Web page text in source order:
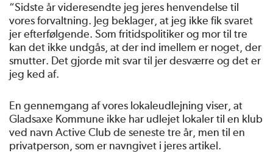
“Sidste år videresendte jeg jeres henvendelse til
vores forvaltning. Jeg beklager, at jeg ikke fik svaret
jer efterfølgende. Som fritidspolitiker og mor til tre
kan det ikke undgås, at der ind imellem er noget, der
smutter. Det gjorde mit svar til jer desværre og det er
jeg ked af.
En gennemgang af vores lokaleudlejning viser, at
Gladsaxe Kommune ikke har udlejet lokaler til en klub
ved navn Active Club de seneste tre år, men til en
privatperson, som er navngivet i jeres artikel.